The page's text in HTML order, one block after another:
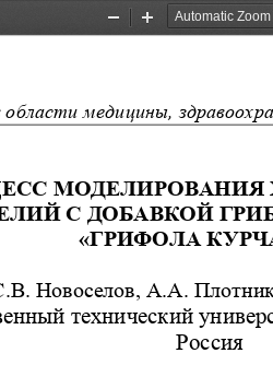
Zoom
Zoom
медицины,
С ДОБАВКОЙ
«ГРИФОЛА
Новоселов, А.А.
технический
Россия